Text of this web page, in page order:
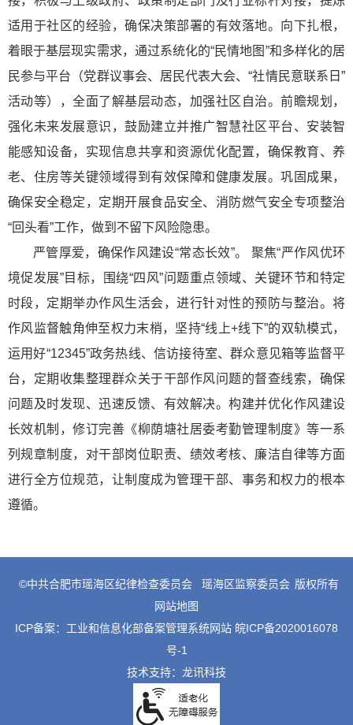
适用于社区的经验，确保决策部署的有效落地。向下扎根，
着眼于基层现实需求，通过系统化的“民情地图”和多样化的居
民参与平台（党群议事会、居民代表大会、“社情民意联系日”
活动等），全面了解基层动态，加强社区自治。前瞻规划，
强化未来发展意识，鼓励建立并推广智慧社区平台、安装智
能感知设备，实现信息共享和资源优化配置，确保教育、养
老、住房等关键领域得到有效保障和健康发展。巩固成果，
确保安全稳定，定期开展食品安全、消防燃气安全专项整治
“回头看”工作，做到不留下风险隐患。
严管厚爱，确保作风建设“常态长效”。 聚焦“严作风优环
境促发展”目标，围绕“四风”问题重点领域、关键环节和特定
时段，定期举办作风生活会，进行针对性的预防与整治。将
作风监督触角伸至权力末梢，坚持“线上+线下”的双轨模式，
运用好“12345”政务热线、信访接待室、群众意见箱等监督平
台，定期收集整理群众关于干部作风问题的督查线索，确保
问题及时发现、迅速反馈、有效解决。构建并优化作风建设
长效机制，修订完善《柳荫塘社居委考勤管理制度》等一系
列规章制度，对干部岗位职责、绩效考核、廉洁自律等方面
进行全方位规范，让制度成为管理干部、事务和权力的根本
遵循。
©中共合肥市瑶海区纪律检查委员会 瑶海区监察委员会 版权所有
网站地图
ICP备案： 工业和信息化部备案管理系统网站 皖ICP备2020016078
号-1
技术支持： 龙讯科技